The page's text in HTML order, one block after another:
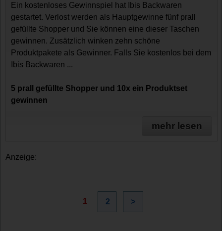
Ein kostenloses Gewinnspiel hat Ibis Backwaren
gestartet. Verlost werden als Hauptgewinne fünf prall
gefüllte Shopper und Sie können eine dieser Taschen
gewinnen. Zusätzlich winken zehn schöne
Produktpakete als Gewinner. Falls Sie kostenlos bei dem
Ibis Backwaren ...
5 prall gefüllte Shopper und 10x ein Produktset
gewinnen
mehr lesen
Anzeige:
1 2 >